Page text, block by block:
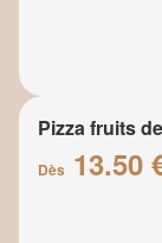
Pizza fruits
Dès 13.50